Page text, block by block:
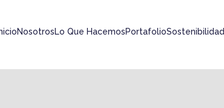
NosotrosLo Que HacemosPortafolioSostenibilidad